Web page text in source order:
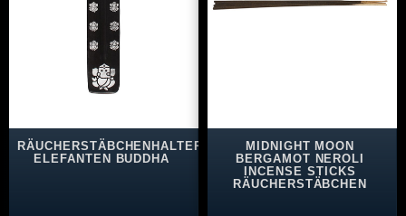
RÄUCHERSTÄBCHENHALTER
ELEFANTEN BUDDHA
MIDNIGHT MOON
BERGAMOT NEROLI
INCENSE STICKS
RÄUCHERSTÄBCHEN